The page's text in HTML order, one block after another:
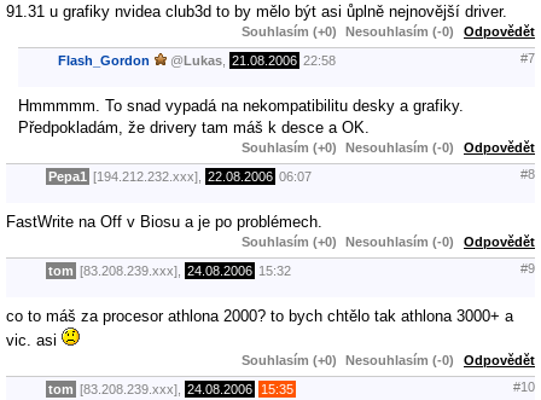
91.31 u grafiky nvidea club3d to by mělo být asi ůplně nejnovější driver.
Souhlasím (+0) Nesouhlasím (-0) Odpovědět
Flash_Gordon @Lukas 21.08.2006 22:58 #7
Hmmmmm. To snad vypadá na nekompatibilitu desky a grafiky.
Předpokladám, že drivery tam máš k desce a OK.
Souhlasím (+0) Nesouhlasím (-0) Odpovědět
Pepa1 [194.212.232.xxx], 22.08.2006 06:07 #8
FastWrite na Off v Biosu a je po problémech.
Souhlasím (+0) Nesouhlasím (-0) Odpovědět
tom [83.208.239.xxx], 24.08.2006 15:32 #9
co to máš za procesor athlona 2000? to bych chtělo tak athlona 3000+ a
vic. asi
Souhlasím (+0) Nesouhlasím (-0) Odpovědět
tom [83.208.239.xxx], 24.08.2006 15:35 #10